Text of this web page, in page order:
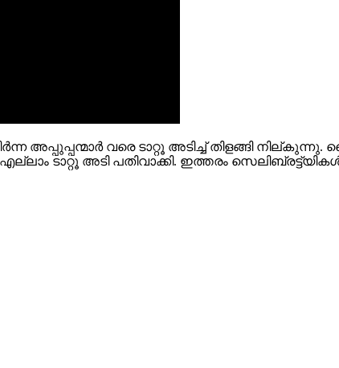
അപ്പുപ്പന്മാര്‍ വരെ ടാറ്റൂ അടിച്ച് തിളങ്ങി
ടാറ്റൂ അടി പതിവാക്കി. ഇത്തരം